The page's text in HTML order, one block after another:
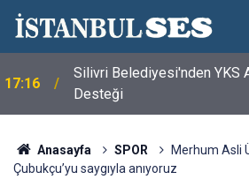
17:16
Silivri Belediyesi'nden YKS
Desteği
Anasayfa SPOR
Merhum Asli
Çubukçu’yu saygıyla anıyoruz